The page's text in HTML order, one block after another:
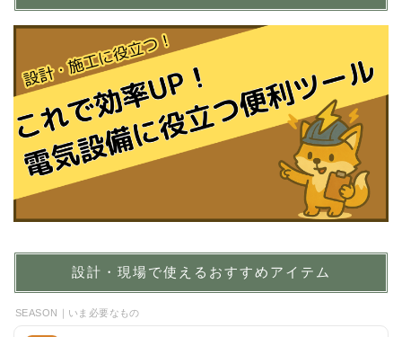
設計・現場で使えるおすすめアイテム
SEASON｜いま必要なもの